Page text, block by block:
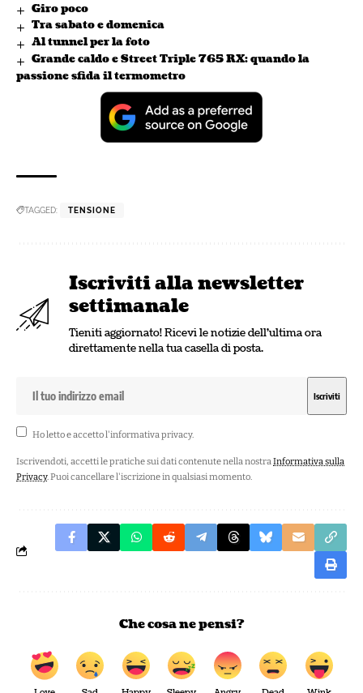
Giro poco
Tra sabato e domenica
Al tunnel per la foto
Grande caldo e Street Triple 765 RX: quando la
passione sfida il termometro
TAGGED: TENSIONE
Iscriviti alla newsletter
settimanale
Tieniti aggiornato! Ricevi le notizie dell'ultima ora
direttamente nella tua casella di posta.
Ho letto e accetto l'informativa privacy.
Iscrivendoti, accetti le pratiche sui dati contenute nella nostraInformativa sulla
Privacy. Puoi cancellare l'iscrizione in qualsiasi momento.
Che cosa ne pensi?